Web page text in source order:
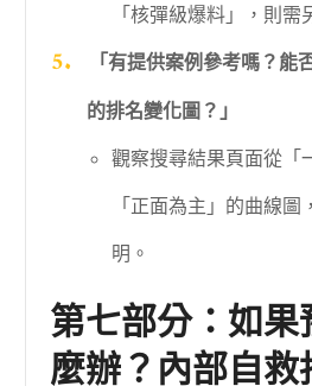
「核彈級爆料」，則需
「有提供案例參考嗎？能
的排名變化圖？」
觀察搜尋結果頁面從「
「正面為主」的曲線
明。
第七部分：如
麼辦？內部自